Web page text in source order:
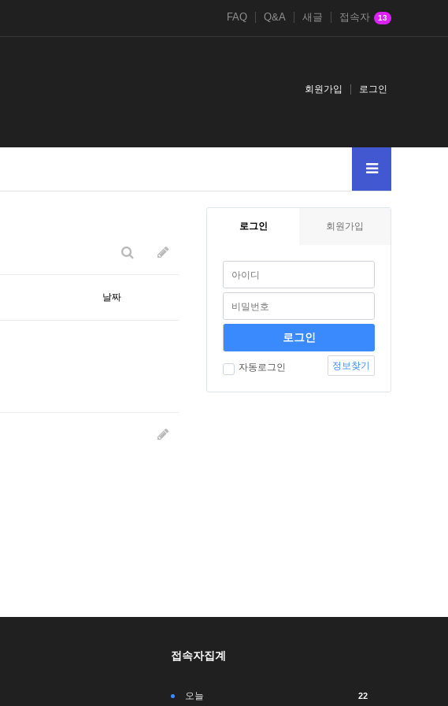
FAQ Q&A 새글 접속자 13
회원가입 로그인
날짜
로그인 회원가입
자동로그인 정보찾기
접속자집계
오늘 22